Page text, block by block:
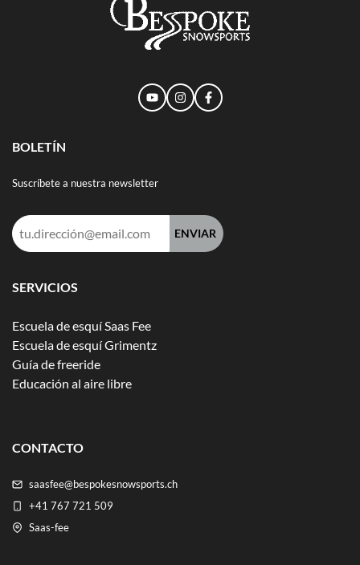
BOLETÍN
Suscríbete a nuestra newsletter
Dirección
de
electrónico:
SERVICIOS
Escuela de esquí Saas Fee
Escuela de esquí Grimentz
Guía de freeride
Educación al aire libre
CONTACTO
saasfee@bespokesnowsports.ch
+41 767 721 509
Saas-fee